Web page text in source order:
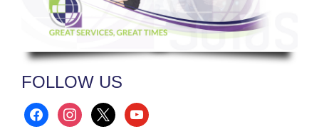
FOLLOW US
facebookinstagram
x youtube